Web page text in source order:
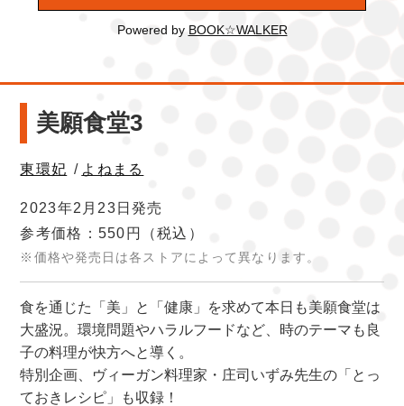
Powered by BOOK☆WALKER
美願食堂3
東環妃 / よねまる
2023年2月23日発売
参考価格：550円
（税込）
※価格や発売日は各ストアによって異なります。
食を通じた「美」と「健康」を求めて本日も美願食堂は
大盛況。環境問題やハラルフードなど、時のテーマも良
子の料理が快方へと導く。
特別企画、ヴィーガン料理家・庄司いずみ先生の「とっ
ておきレシピ」も収録！